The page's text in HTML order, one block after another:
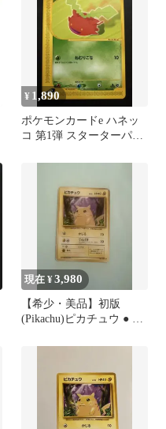
¥ 1,890
ポケモンカードe ハネッ
コ 第1弾 スターターパッ
現在 ¥3,980
【希少・美品】初版
(Pikachu)ピカチュウ ● 旧